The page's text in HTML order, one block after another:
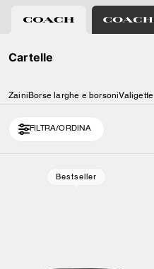
Cartelle
Zaini Borse larghe e borsoniValigette
FILTRA/ORDINA
Bestseller